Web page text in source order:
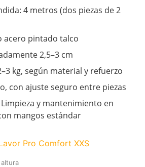
4 metros (dos piezas de 2
acero pintado talco
2,5–3 cm
kg, según material y refuerzo
con ajuste seguro entre piezas
y mantenimiento en
mangos estándar